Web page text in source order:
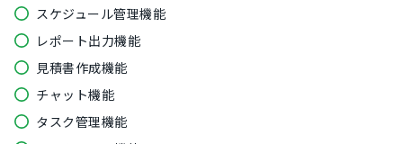
スケジュール管理機能
レポート出力機能
見積書作成機能
チャット機能
タスク管理機能